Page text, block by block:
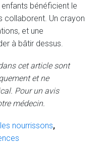
bénéficient le
collaborent. Un crayon
et une
à bâtir dessus.
cet article sont
et ne
Pour un avis
médecin.
nourrissons,